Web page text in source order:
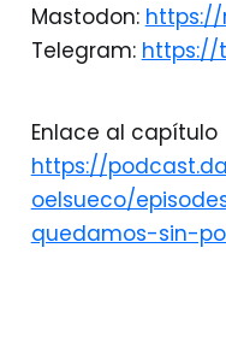
Mastodon: https://
Telegram: https://
Enlace al capítulo
https://
oelsueco/
quedamos-sin-